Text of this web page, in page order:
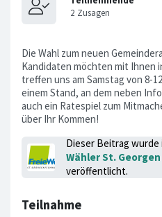
Die Wahl zum neuen
Kandidaten möchten mit Ihnen
treffen uns am Samstag von 8-
einem Stand, an dem neben
auch ein Ratespiel zum
über Ihr Kommen!
Dieser Beitrag wurde
Wähler St.
veröffentlicht.